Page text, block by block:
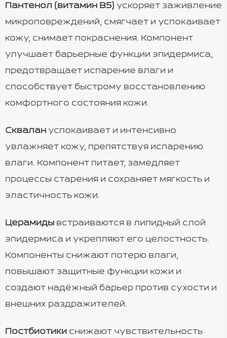
Пантенол (витамин B5) ускоряет заживление
микроповреждений, смягчает и успокаивает
кожу, снимает покраснения. Компонент
улучшает барьерные функции эпидермиса,
предотвращает испарение влаги и
способствует быстрому восстановлению
комфортного состояния кожи.
Сквалан успокаивает и интенсивно
увлажняет кожу, препятствуя испарению
влаги. Компонент питает, замедляет
процессы старения и сохраняет мягкость и
эластичность кожи.
Церамиды встраиваются в липидный слой
эпидермиса и укрепляют его целостность.
Компоненты снижают потерю влаги,
повышают защитные функции кожи и
создают надёжный барьер против сухости и
внешних раздражителей.
Постбиотики снижают чувствительность